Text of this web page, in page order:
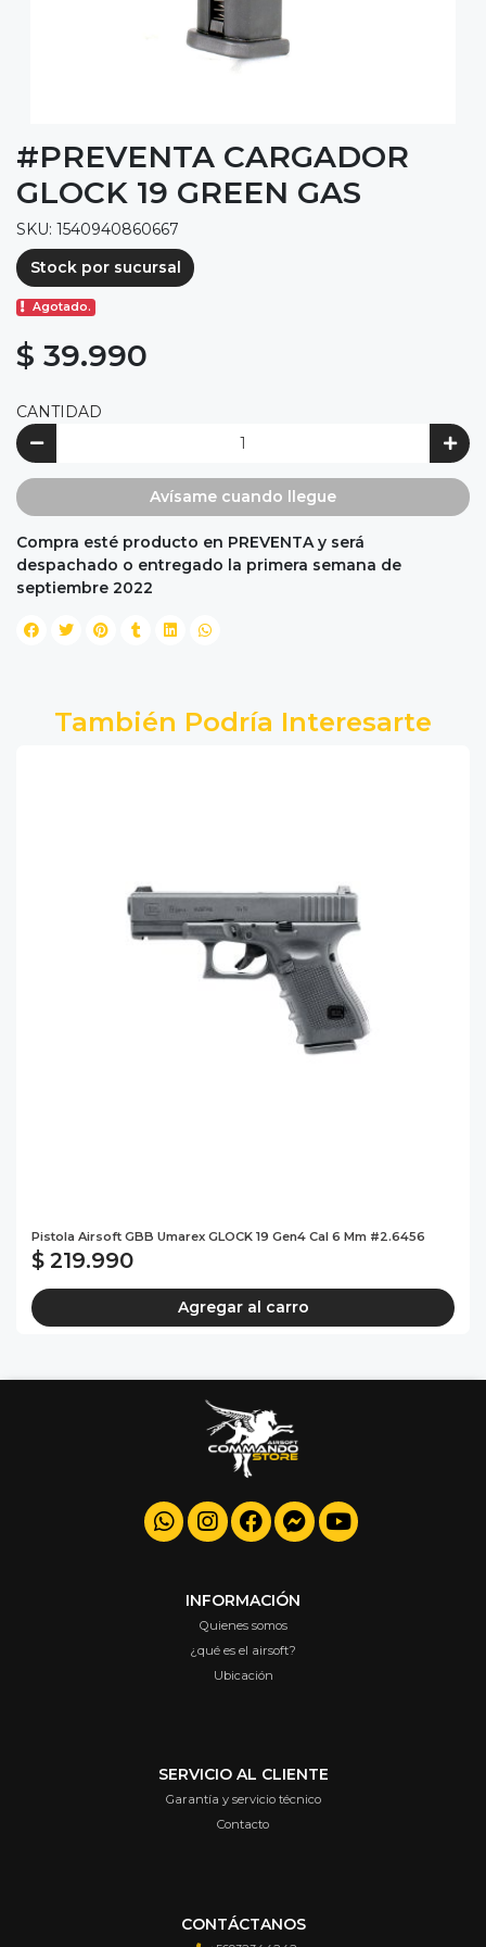
#PREVENTA CARGADOR
GLOCK 19 GREEN GAS
SKU: 1540940860667
Stock por sucursal
Agotado.
$ 39.990
CANTIDAD
Avísame cuando llegue
Compra esté producto en PREVENTA y será
despachado o entregado la primera semana de
septiembre 2022
También Podría Interesarte
Pistola Airsoft GBB Umarex GLOCK 19 Gen4 Cal 6 Mm #2.6456
$ 219.990
Agregar al carro
INFORMACIÓN
Quienes somos
¿qué es el airsoft?
Ubicación
SERVICIO AL CLIENTE
Garantía y servicio técnico
Contacto
CONTÁCTANOS